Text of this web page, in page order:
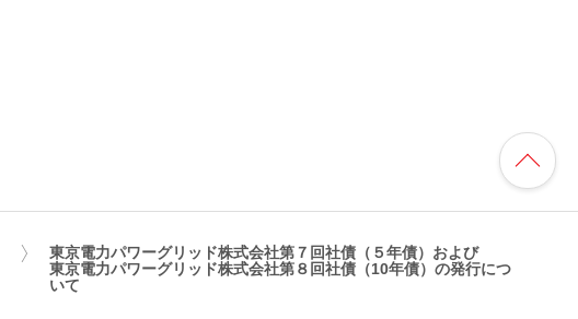
東京電力パワーグリッド株式会社第７回社債（５年債）および
東京電力パワーグリッド株式会社第８回社債（10年債）の発行につ
いて